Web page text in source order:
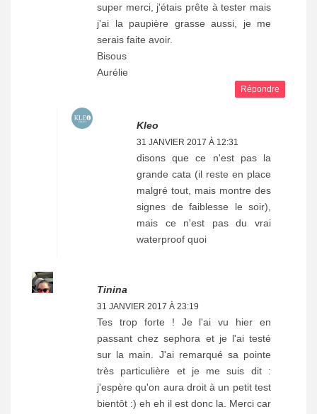
super merci, j'étais prête à tester mais
j'ai la paupière grasse aussi, je me
serais faite avoir.
Bisous
Aurélie
Répondre
Kleo
31 JANVIER 2017 À 12:31
disons que ce n'est pas la
grande cata (il reste en place
malgré tout, mais montre des
signes de faiblesse le soir),
mais ce n'est pas du vrai
waterproof quoi
Tinina
31 JANVIER 2017 À 23:19
Tes trop forte ! Je l'ai vu hier en
passant chez sephora et je l'ai testé
sur la main. J'ai remarqué sa pointe
très particulière et je me suis dit :
j'espère qu'on aura droit à un petit test
bientôt :) eh eh il est donc la. Merci car